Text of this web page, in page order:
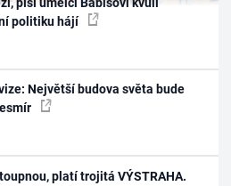
politiku hájí
Největší budova světa bude
platí trojitá VÝSTRAHA.